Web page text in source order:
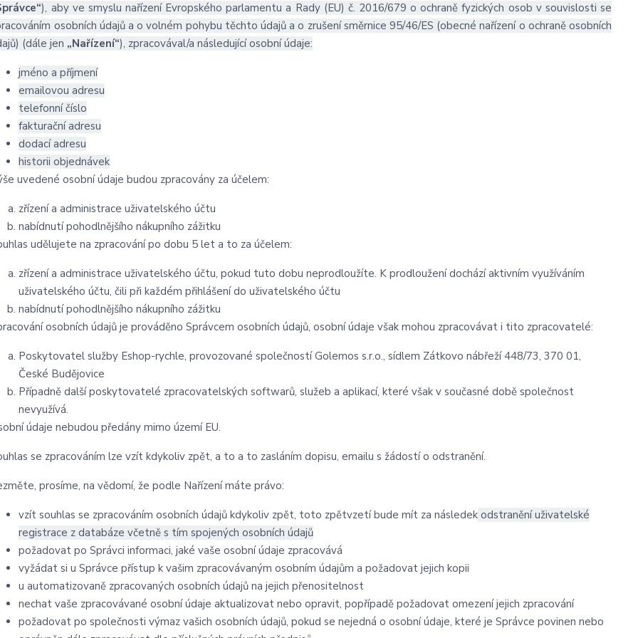
), aby ve smyslu nařízení Evropského parlamentu a Rady (EU) č. 2016/679 o ochraně fyzických osob v souvislosti se
osobních údajů a o volném pohybu těchto údajů a o zrušení směrnice 95/46/ES (obecné nařízení o ochraně osobních
(dále jen „Nařízení“), zpracovával/a následující osobní údaje:
jméno a příjmení
emailovou adresu
telefonní číslo
fakturační adresu
dodací adresu
historii objednávek
uvedené osobní údaje budou zpracovány za účelem:
zřízení a administrace uživatelského účtu
nabídnutí pohodlnějšího nákupního zážitku
udělujete na zpracování po dobu 5 let a to za účelem:
zřízení a administrace uživatelského účtu, pokud tuto dobu neprodloužíte. K prodloužení dochází aktivním využíváním
uživatelského účtu, čili při každém přihlášení do uživatelského účtu
nabídnutí pohodlnějšího nákupního zážitku
osobních údajů je prováděno Správcem osobních údajů, osobní údaje však mohou zpracovávat i tito zpracovatelé:
Poskytovatel služby Eshop-rychle, provozované společností Golemos s.r.o., sídlem Zátkovo nábřeží 448/73, 370 01,
České Budějovice
Případně další poskytovatelé zpracovatelských softwarů, služeb a aplikací, které však v současné době společnost
nevyužívá.
údaje nebudou předány mimo území EU.
se zpracováním lze vzít kdykoliv zpět, a to a to zasláním dopisu, emailu s žádostí o odstranění.
prosíme, na vědomí, že podle Nařízení máte právo:
vzít souhlas se zpracováním osobních údajů kdykoliv zpět, toto zpětvzetí bude mít za následek odstranění uživatelské
registrace z databáze včetně s tím spojených osobních údajů
požadovat po Správci informaci, jaké vaše osobní údaje zpracovává
vyžádat si u Správce přístup k vašim zpracovávaným osobním údajům a požadovat jejich kopii
u automatizovaně zpracovaných osobních údajů na jejich přenositelnost
nechat vaše zpracovávané osobní údaje aktualizovat nebo opravit, popřípadě požadovat omezení jejich zpracování
požadovat po společnosti výmaz vašich osobních údajů, pokud se nejedná o osobní údaje, které je Správce povinen nebo